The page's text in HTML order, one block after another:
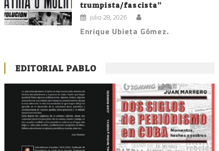
trumpista/fascista”
julio 28, 2026
Enrique Ubieta Gómez.
EDITORIAL PABLO